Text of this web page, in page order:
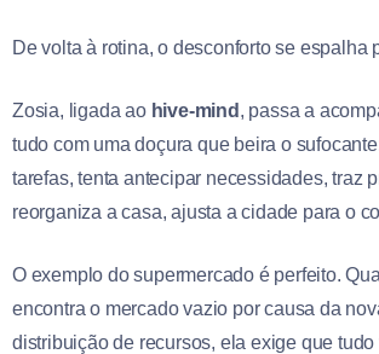
De volta à rotina, o desconforto se espalha
Zosia, ligada ao hive-mind , passa a
tudo com uma doçura que beira o
tarefas, tenta antecipar necessidades, traz
reorganiza a casa, ajusta a cidade para o
O exemplo do supermercado é perfeito.
encontra o mercado vazio por causa da
distribuição de recursos, ela exige que tudo